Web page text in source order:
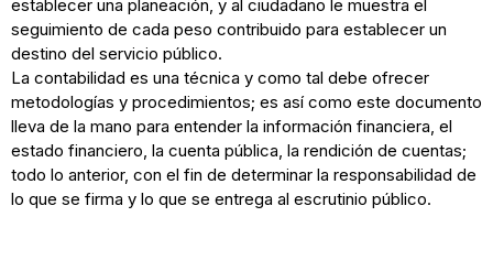
establecer una planeación, y al ciudadano le muestra el
seguimiento de cada peso contribuido para establecer un
destino del servicio público.
La contabilidad es una técnica y como tal debe ofrecer
metodologías y procedimientos; es así como este documento
lleva de la mano para entender la información financiera, el
estado financiero, la cuenta pública, la rendición de cuentas;
todo lo anterior, con el fin de determinar la responsabilidad de
lo que se firma y lo que se entrega al escrutinio público.